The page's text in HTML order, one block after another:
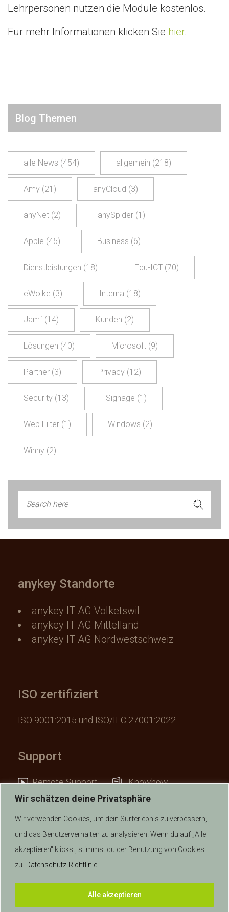
Wir schätzen deine Privatsphäre
Wir verwenden Cookies, um dein Surferlebnis zu verbessern,
und das Benutzerverhalten zu analysieren. Wenn du auf „Alle
akzeptieren" klickst, stimmst du der Benutzung von Cookies
zu. Datenschutz-Richtlinie
Alle akzeptieren
Lehrpersonen nutzen die Module kostenlos.
Für mehr Informationen klicken Sie hier.
Blog Themen
alle News (454) allgemein (218)
Amy (21) anyCloud (3)
anyNet (2) anySpider (1)
Apple (45) Business (6)
Dienstleistungen (18) Edu-ICT (70)
eWolke (3) Interna (18)
Jamf(14) Kunden (2)
Lösungen (40) Microsoft (9)
Partner (3) Privacy (12)
Security (13) Signage (1)
Web Filter (1) Windows (2)
Winny (2)
anykey Standorte
anykey IT AG Volketswil
anykey IT AG Mittelland
anykey IT AG Nordwestschweiz
ISO zertifiziert
ISO 9001:2015 und ISO/IEC 27001:2022
Support
Remote Support Knowhow
© 2026 anykey IT AG | Alle Rechte vorbehalten.
AGB Verkauf
|
Disclaimer|Ereignis Melden